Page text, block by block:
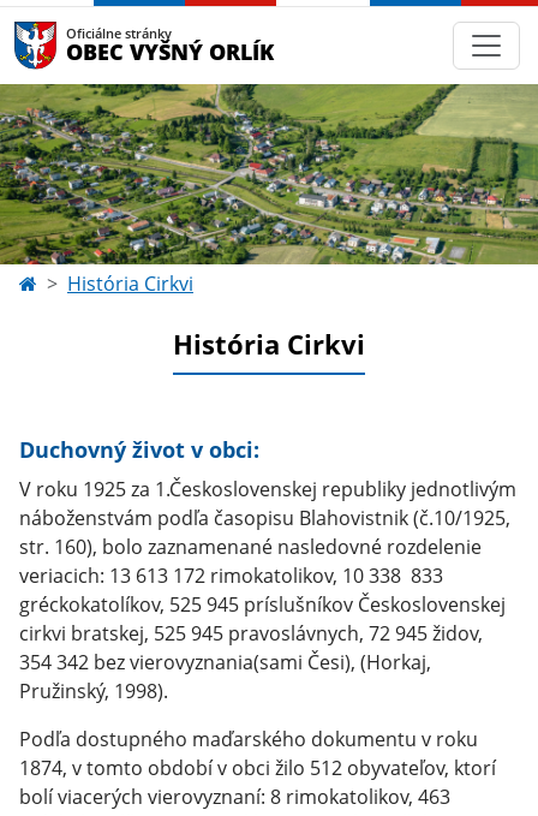
Oficiálne stránky
OBEC VYŠNÝ ORLÍK
História Cirkvi
História Cirkvi
Duchovný život v obci:
V roku 1925 za 1.Československej republiky jednotlivým
náboženstvám podľa časopisu Blahovistnik (č.10/1925,
str. 160), bolo zaznamenané nasledovné rozdelenie
veriacich: 13 613 172 rimokatolikov, 10 338 833
gréckokatolíkov, 525 945 príslušníkov Československej
cirkvi bratskej, 525 945 pravoslávnych, 72 945 židov,
354 342 bez vierovyznania(sami Česi), (Horkaj,
Pružinský, 1998).
Podľa dostupného maďarského dokumentu v roku
1874, v tomto období v obci žilo 512 obyvateľov, ktorí
bolí viacerých vierovyznaní: 8 rimokatolikov, 463